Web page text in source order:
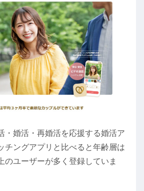
・婚活・再婚活を応援する婚活ア
チングアプリと比べると年齢層は
のユーザーが多く登録していま